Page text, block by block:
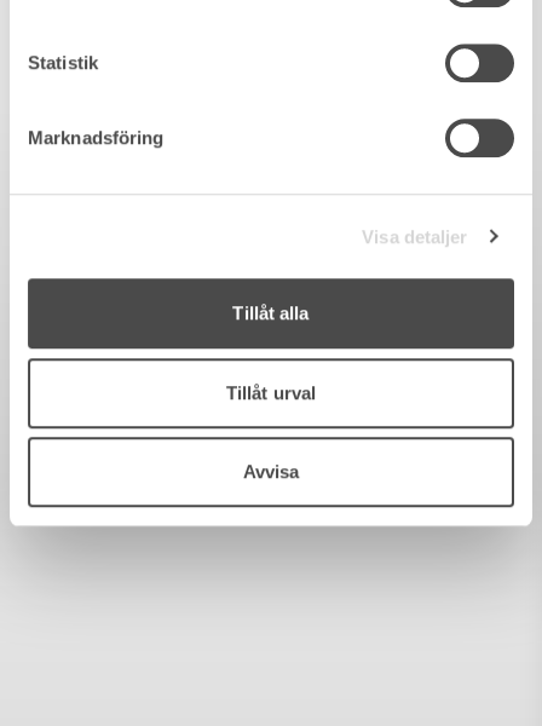
Statistik
Marknadsföring
Visa detaljer
Tillåt alla
Tillåt urval
Avvisa